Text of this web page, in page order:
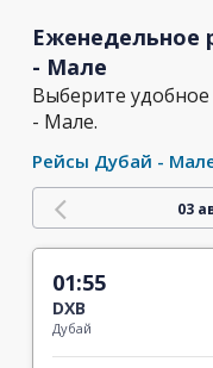
Еженедельное
- Мале
Выберите
- Мале.
Рейсы Дубай -
03
01:55
DXB
Дубай